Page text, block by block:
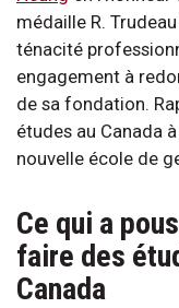
médaille R.
ténacité
engagement à
de sa fondation.
études au Canada
nouvelle école de
Ce qui a
faire des
Canada